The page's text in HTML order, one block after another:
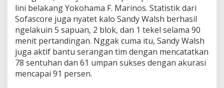
lini belakang Yokohama F. Marinos. Statistik dari
Sofascore juga nyatet kalo Sandy Walsh berhasil
ngelakuin 5 sapuan, 2 blok, dan 1 tekel selama 90
menit pertandingan. Nggak cuma itu, Sandy Walsh
juga aktif bantu serangan tim dengan mencatatkan
78 sentuhan dan 61 umpan sukses dengan akurasi
mencapai 91 persen.